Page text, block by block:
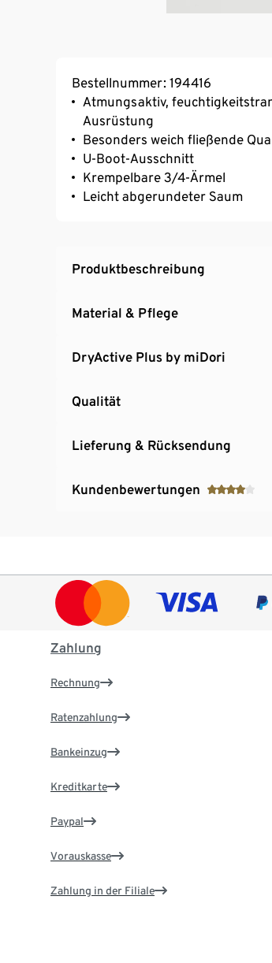
Bestellnummer: 194416
Atmungsaktiv,
Ausrüstung
Besonders weich fließende
U-Boot-Ausschnitt
Krempelbare 3/4-Ärmel
Leicht abgerundeter Saum
Produktbeschreibung
Material & Pflege
DryActive Plus by miDori
Qualität
Lieferung & Rücksendung
Kundenbewertungen
Zahlung
Rechnung
Ratenzahlung
Bankeinzug
Kreditkarte
Paypal
Vorauskasse
Zahlung in der Filiale